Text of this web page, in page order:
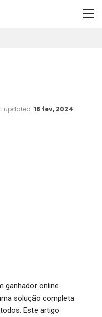
updated 18 fev, 2024
ganhador online
solução completa
Este artigo